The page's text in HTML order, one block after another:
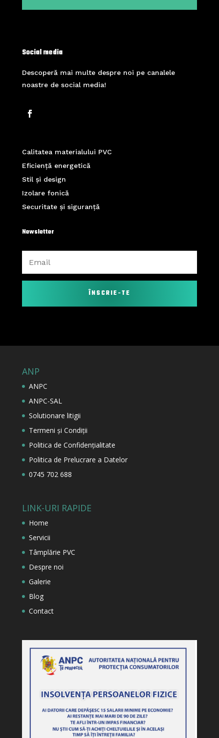
Social media
Descoperă mai multe despre noi pe canalele
noastre de social media!
Calitatea materialului PVC
Eficiență energetică
Stil și design
Izolare fonică
Securitate și siguranță
Newsletter
ÎNSCRIE-TE
ANP
ANPC
ANPC-SAL
Solutionare litigii
Termeni și Condiții
Politica de Confidențialitate
Politica de Prelucrare a Datelor
0745 702 688
LINK-URI RAPIDE
Home
Servicii
Tâmplărie PVC
Despre noi
Galerie
Blog
Contact